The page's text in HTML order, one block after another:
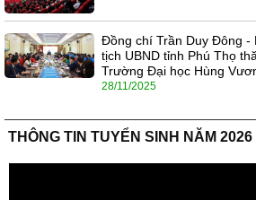
Đồng chí Trần Duy Đông -
tịch UBND tỉnh Phú Thọ
Trường Đại học Hùng
28/11/2025
THÔNG TIN TUYỂN SINH NĂM 2026